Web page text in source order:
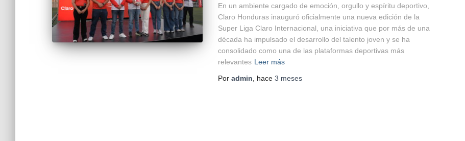
En un ambiente cargado de emoción, orgullo y espíritu deportivo,
Claro Honduras inauguró oficialmente una nueva edición de la
Super Liga Claro Internacional, una iniciativa que por más de una
década ha impulsado el desarrollo del talento joven y se ha
consolidado como una de las plataformas deportivas más
relevantes Leer más
Por admin , hace 3 meses